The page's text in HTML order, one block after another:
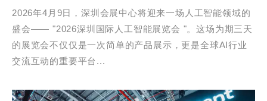
2026年4月9日，深圳会展中心将迎来一场人工智能领域的
盛会—— "2026深圳国际人工智能展览会 "。这场为期三天
的展览会不仅仅是一次简单的产品展示，更是全球AI行业
交流互动的重要平台...